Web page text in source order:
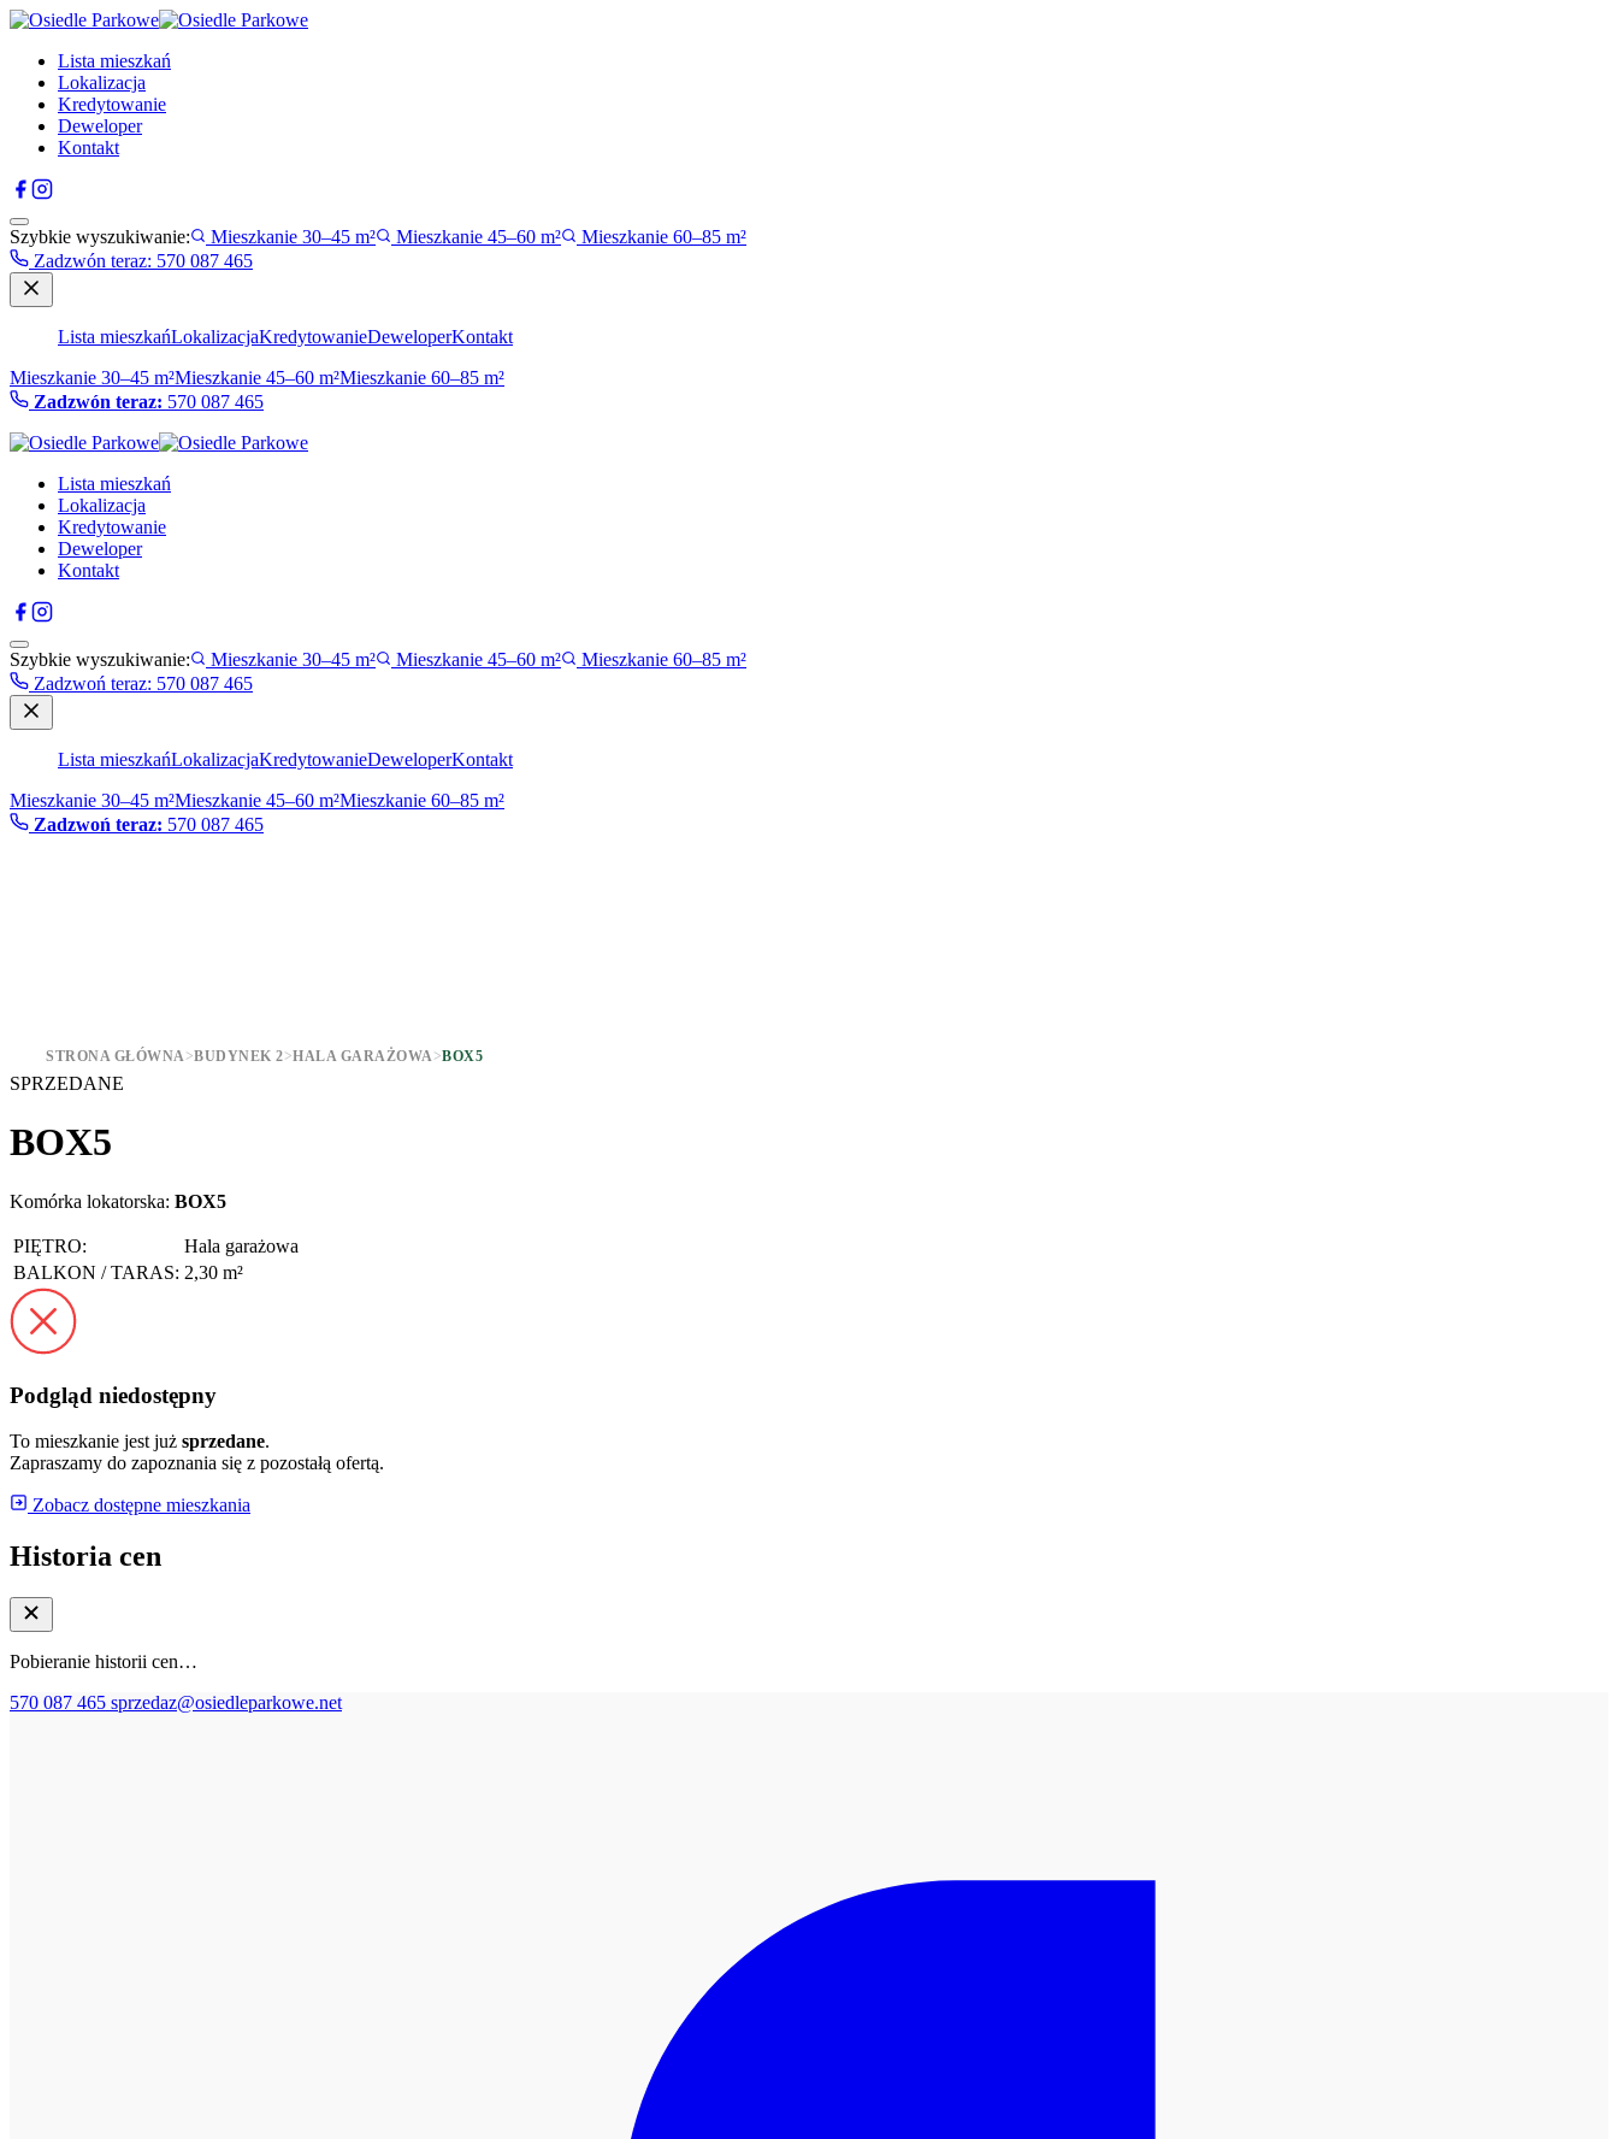
Lista mieszkań
Lokalizacja
Kredytowanie
Deweloper
Kontakt
Szybkie wyszukiwanie: Mieszkanie 30–45 m² Mieszkanie 45–60 m²
Mieszkanie 60–85 m²
Zadzwón teraz: 570 087 465
Lista mieszkańLokalizacjaKredytowanieDeweloperKontakt
Mieszkanie 30–45 m²Mieszkanie 45–60 m²Mieszkanie 60–85 m²
Zadzwón teraz: 570 087 465
Lista mieszkań
Lokalizacja
Kredytowanie
Deweloper
Kontakt
Szybkie wyszukiwanie: Mieszkanie 30–45 m² Mieszkanie 45–60 m²
Mieszkanie 60–85 m²
Zadzwoń teraz: 570 087 465
Lista mieszkańLokalizacjaKredytowanieDeweloperKontakt
Mieszkanie 30–45 m²Mieszkanie 45–60 m²Mieszkanie 60–85 m²
Zadzwoń teraz: 570 087 465
STRONA GŁÓWNA>BUDYNEK 2>HALA GARAŻOWA>BOX5
SPRZEDANE
BOX5
Komórka lokatorska: BOX5
PIĘTRO:
Hala garażowa
BALKON / TARAS: 2,30 m²
Podgląd niedostępny
To mieszkanie jest już sprzedane.
Zapraszamy do zapoznania się z pozostałą ofertą.
Zobacz dostępne mieszkania
Historia cen
Pobieranie historii cen…
570 087 465 sprzedaz@osiedleparkowe.net